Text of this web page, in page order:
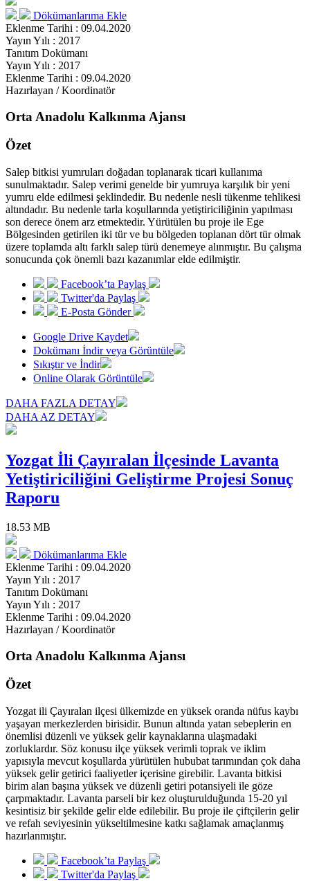
Dökümanlarıma Ekle
Eklenme Tarihi : 09.04.2020
Yayın Yılı : 2017
Tanıtım Dokümanı
Yayın Yılı : 2017
Eklenme Tarihi : 09.04.2020
Hazırlayan / Koordinatör
Orta Anadolu Kalkınma Ajansı
Özet
Salep bitkisi yumruları doğadan toplanarak ticari kullanıma
sunulmaktadır. Salep verimi genelde bir yumruya karşılık bir yeni
yumru elde edilmesi şeklindedir. Bu nedenle nesli tükenme tehlikesi
altındadır. Bu nedenle tarla koşullarında yetiştiriciliğinin yapılması
son derece önem arz etmektedir. Yürütülen bu proje ile Ege
Bölgesinden getirilen iki tür ve bu bölgeden toplanan dört tür olmak
üzere toplamda altı farklı salep türü denemeye alınmıştır. Bu çalışma
sonucunda çok önemli bazı kazanımlar elde edilmiştir.
Facebook’ta Paylaş
Twitter'da Paylaş
E-Posta Gönder
Google Drive Kaydet
Dokümanı İndir veya Görüntüle
Sıkıştır ve İndir
Online Olarak Görüntüle
DAHA FAZLA DETAY
DAHA AZ DETAY
Yozgat İli Çayıralan İlçesinde Lavanta
Yetiştiriciliğini Geliştirme Projesi Sonuç
Raporu
18.53 MB
Dökümanlarıma Ekle
Eklenme Tarihi : 09.04.2020
Yayın Yılı : 2017
Tanıtım Dokümanı
Yayın Yılı : 2017
Eklenme Tarihi : 09.04.2020
Hazırlayan / Koordinatör
Orta Anadolu Kalkınma Ajansı
Özet
Yozgat ili Çayıralan ilçesi ülkemizde en yüksek oranda nüfus kaybı
yaşayan merkezlerden birisidir. Bunun altında yatan sebeplerin en
önemlisi düzenli ve yüksek gelir kaynaklarına ulaşmadaki
zorluklardır. Söz konusu ilçe yüksek verimli toprak ve iklim
yapısıyla mevcut koşullarda yürütülen hububat tarımından çok daha
yüksek gelir getirici faaliyetler içerisine girebilir. Lavanta bitkisi
birim alan başına yüksek ve düzenli getiri potansiyeli ile göze
çarpmaktadır. Lavanta parseli bir kez oluşturulduğunda 15-20 yıl
kesintisiz bir şekilde gelir elde edilebilir. Bu proje ile çiftçilerin gelir
ve refah seviyesinin yükseltilmesine katkı sağlamak amaçlanmış
hazırlanmıştır.
Facebook’ta Paylaş
Twitter'da Paylaş